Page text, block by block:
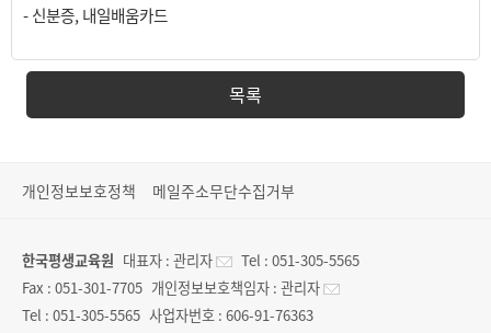
- 신분증, 내일배움카드
목록
개인정보보호정책 메일주소무단수집거부
한국평생교육원 대표자 : 관리자 Tel : 051-305-5565
Fax : 051-301-7705 개인정보보호책임자 : 관리자
Tel : 051-305-5565 사업자번호 : 606-91-76363